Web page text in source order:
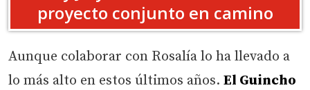
proyecto conjunto en camino
Aunque colaborar con Rosalía lo ha llevado a
lo más alto en estos últimos años. El Guincho